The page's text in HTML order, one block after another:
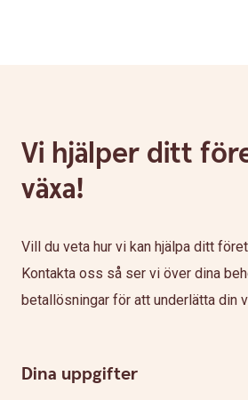
Vi hjälper ditt
växa!
Vill du veta hur vi kan hjälpa ditt
Kontakta oss så ser vi över dina
betallösningar för att underlätta din
Dina uppgifter